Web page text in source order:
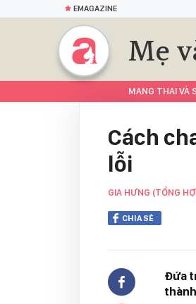
EMAGAZINE
Mẹ
MANG THAI VÀ
Cách
lỗi
GIA HƯNG (TỔNG
CHIA SẺ
Đứa